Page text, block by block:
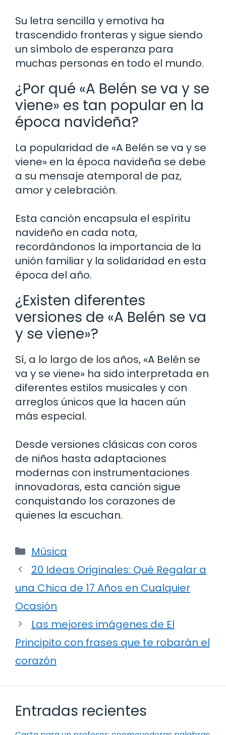
Su letra sencilla y emotiva ha
trascendido fronteras y sigue siendo
un símbolo de esperanza para
muchas personas en todo el mundo.
¿Por qué «A Belén se va y se
viene» es tan popular en la
época navideña?
La popularidad de «A Belén se va y se
viene» en la época navideña se debe
a su mensaje atemporal de paz,
amor y celebración.
Esta canción encapsula el espíritu
navideño en cada nota,
recordándonos la importancia de la
unión familiar y la solidaridad en esta
época del año.
¿Existen diferentes
versiones de «A Belén se va
y se viene»?
Sí, a lo largo de los años, «A Belén se
va y se viene» ha sido interpretada en
diferentes estilos musicales y con
arreglos únicos que la hacen aún
más especial.
Desde versiones clásicas con coros
de niños hasta adaptaciones
modernas con instrumentaciones
innovadoras, esta canción sigue
conquistando los corazones de
quienes la escuchan.
Categorías
Música
20 Ideas Originales: Qué Regalar a
una Chica de 17 Años en Cualquier
Ocasión
Las mejores imágenes de El
Principito con frases que te robarán el
corazón
Entradas recientes